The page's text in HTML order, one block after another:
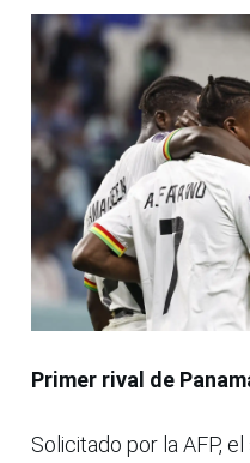
Primer rival de
Solicitado por la AFP,